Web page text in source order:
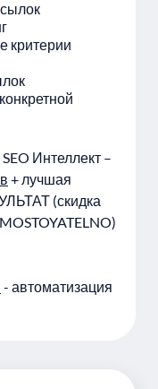
критерии
Интеллект –
+ лучшая
(скидка
- автоматизация